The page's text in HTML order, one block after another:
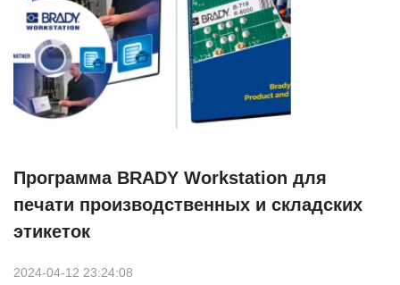
Программа BRADY Workstation для
печати производственных и складских
этикеток
2024-04-12 23:24:08